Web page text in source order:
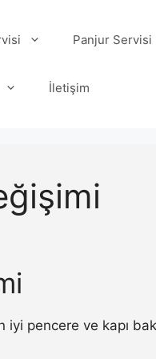
Panjur Servisi
İletişim
iyi pencere ve kapı